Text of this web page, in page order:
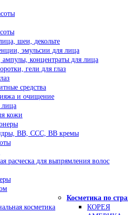
шеи, декольте
эмульсии для лица
концентраты для лица
гели для глаз
средства
и очищение
лица
кожи
ВВ, ССС, ВВ кремы
расческа для выпрямления волос
косметика
Косметика по
КОРЕЯ